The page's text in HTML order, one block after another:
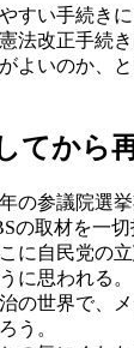
すい手続き
法改正手続
よいのか、
てから
の参議院選
の取材を一
に自民党の
に思われる。
の世界で、
う。